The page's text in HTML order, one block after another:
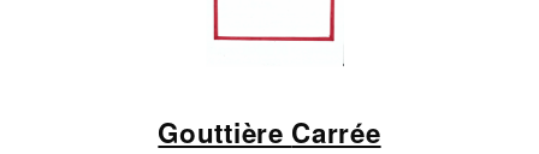
Gouttière Carrée